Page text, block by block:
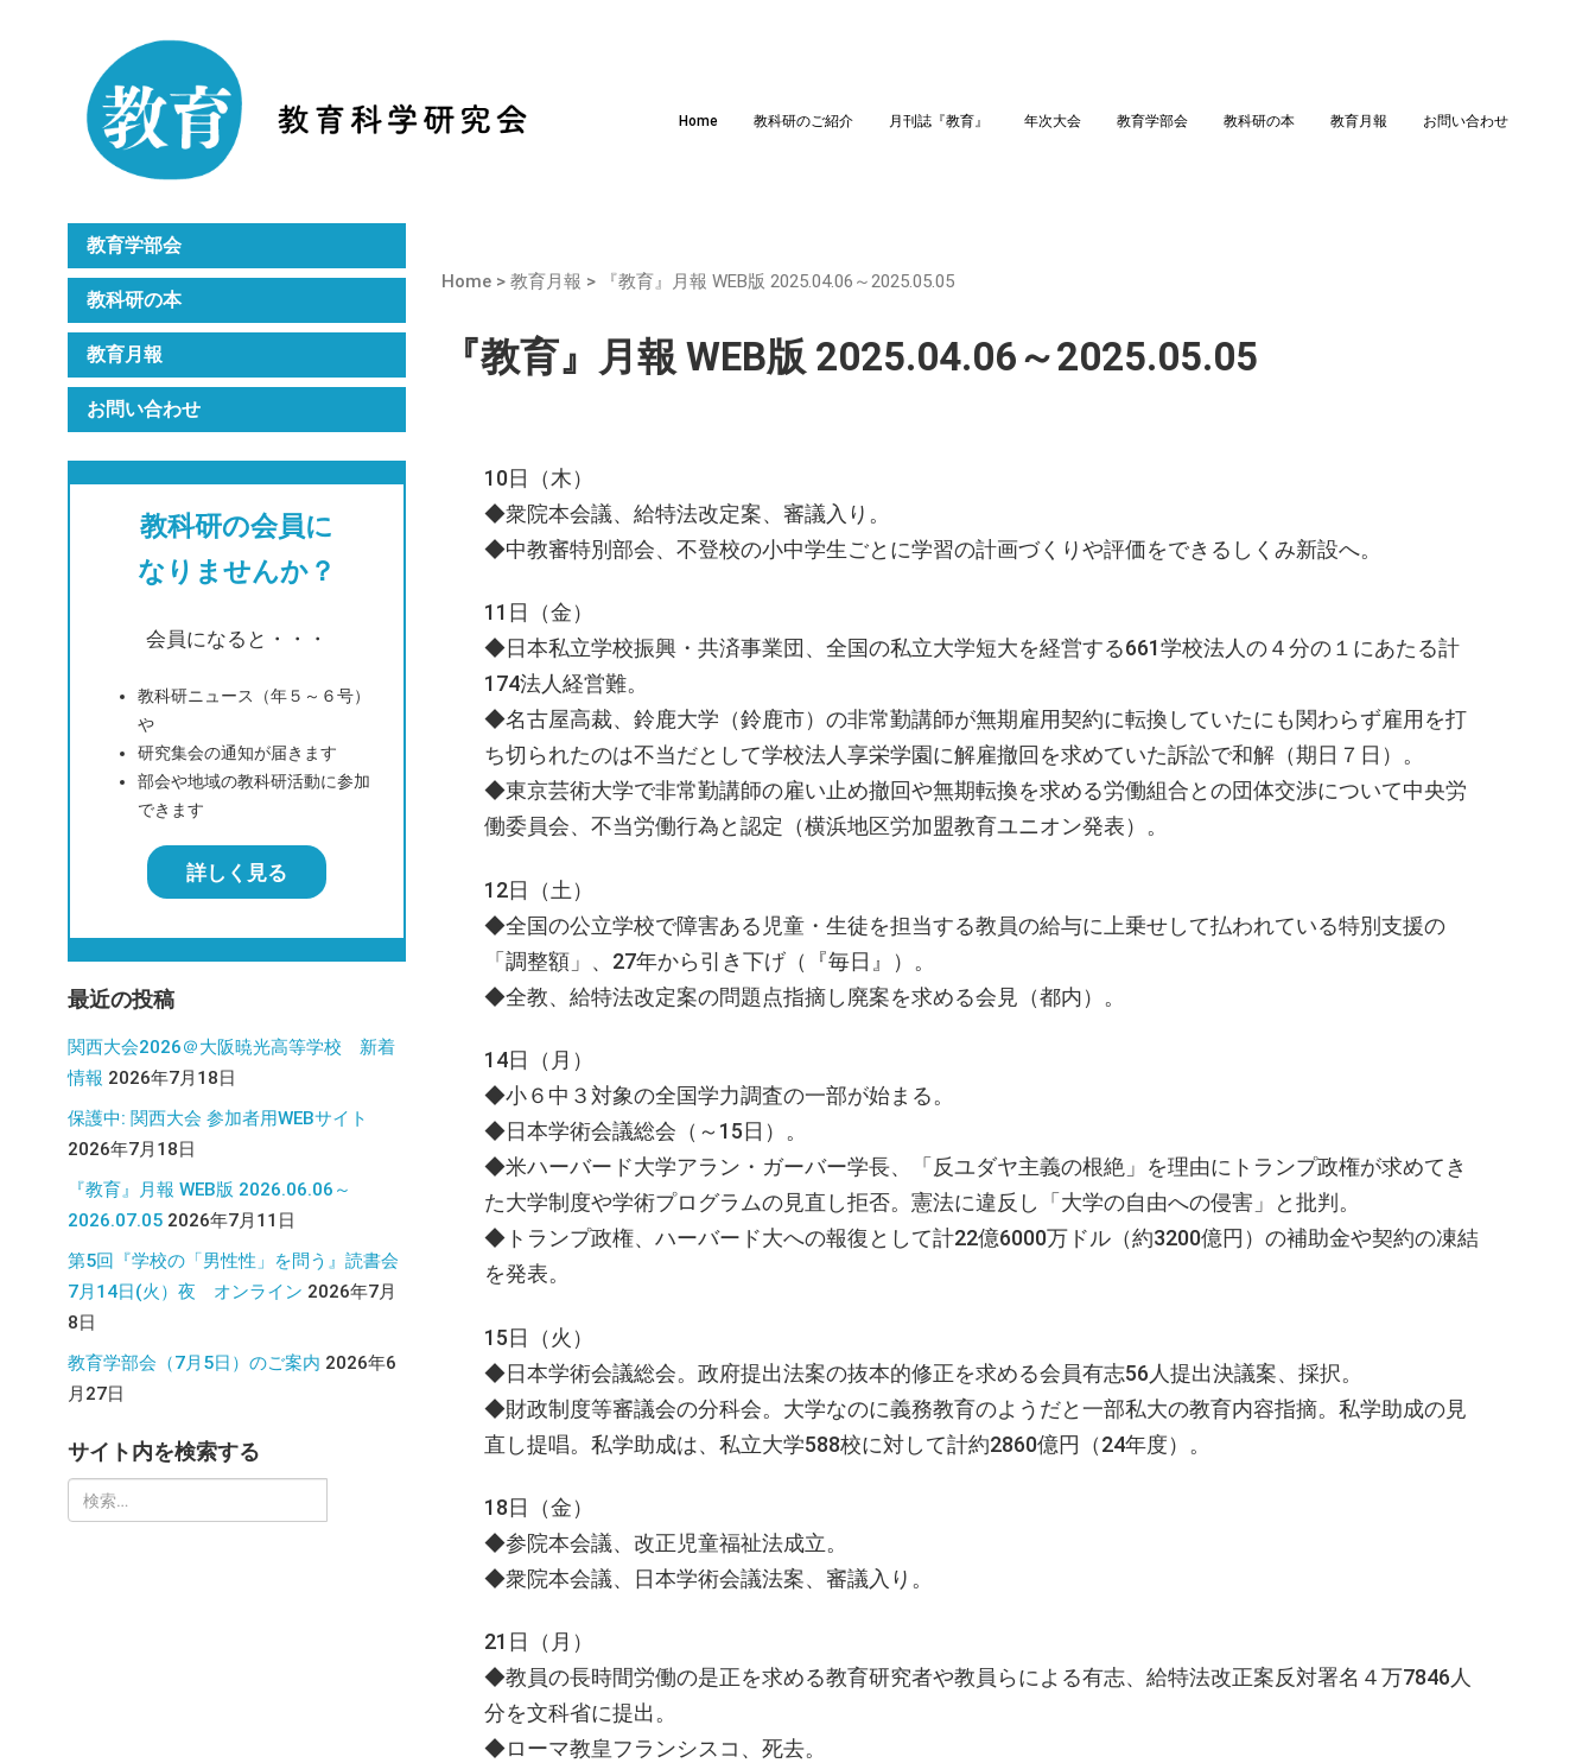
Home 教科研のご紹介 月刊誌『教育』 年次大会 教育学部会 教科研の本 教育月報 お問い合わせ
Home > 教育月報 > 『教育』月報 WEB版 2025.04.06～2025.05.05
『教育』月報 WEB版 2025.04.06～2025.05.05
10日（木）
◆衆院本会議、給特法改定案、審議入り。
◆中教審特別部会、不登校の小中学生ごとに学習の計画づくりや評価をできるしくみ新設へ。
11日（金）
◆日本私立学校振興・共済事業団、全国の私立大学短大を経営する661学校法人の４分の１にあたる計
174法人経営難。
◆名古屋高裁、鈴鹿大学（鈴鹿市）の非常勤講師が無期雇用契約に転換していたにも関わらず雇用を打
ち切られたのは不当だとして学校法人享栄学園に解雇撤回を求めていた訴訟で和解（期日７日）。
◆東京芸術大学で非常勤講師の雇い止め撤回や無期転換を求める労働組合との団体交渉について中央労
働委員会、不当労働行為と認定（横浜地区労加盟教育ユニオン発表）。
12日（土）
◆全国の公立学校で障害ある児童・生徒を担当する教員の給与に上乗せして払われている特別支援の
「調整額」、27年から引き下げ（『毎日』）。
◆全教、給特法改定案の問題点指摘し廃案を求める会見（都内）。
14日（月）
◆小６中３対象の全国学力調査の一部が始まる。
◆日本学術会議総会（～15日）。
◆米ハーバード大学アラン・ガーバー学長、「反ユダヤ主義の根絶」を理由にトランプ政権が求めてき
た大学制度や学術プログラムの見直し拒否。憲法に違反し「大学の自由への侵害」と批判。
◆トランプ政権、ハーバード大への報復として計22億6000万ドル（約3200億円）の補助金や契約の凍結
を発表。
15日（火）
◆日本学術会議総会。政府提出法案の抜本的修正を求める会員有志56人提出決議案、採択。
◆財政制度等審議会の分科会。大学なのに義務教育のようだと一部私大の教育内容指摘。私学助成の見
直し提唱。私学助成は、私立大学588校に対して計約2860億円（24年度）。
18日（金）
◆参院本会議、改正児童福祉法成立。
◆衆院本会議、日本学術会議法案、審議入り。
21日（月）
◆教員の長時間労働の是正を求める教育研究者や教員らによる有志、給特法改正案反対署名４万7846人
分を文科省に提出。
◆ローマ教皇フランシスコ、死去。
教科研のご紹介
月刊誌『教育』
教育学部会
教科研の本
教育月報
お問い合わせ
教科研の会員に
なりませんか？
会員になると・・・
教科研ニュース（年５～６号）
や
研究集会の通知が届きます
部会や地域の教科研活動に参加
できます
詳しく見る
最近の投稿
関西大会2026＠大阪暁光高等学校 新着
情報 2026年7月18日
保護中: 関西大会 参加者用WEBサイト
2026年7月18日
『教育』月報 WEB版 2026.06.06～
2026.07.05 2026年7月11日
第5回『学校の「男性性」を問う』読書会
7月14日(火）夜 オンライン 2026年7月
8日
教育学部会（7月5日）のご案内 2026年6
月27日
サイト内を検索する
検
索: